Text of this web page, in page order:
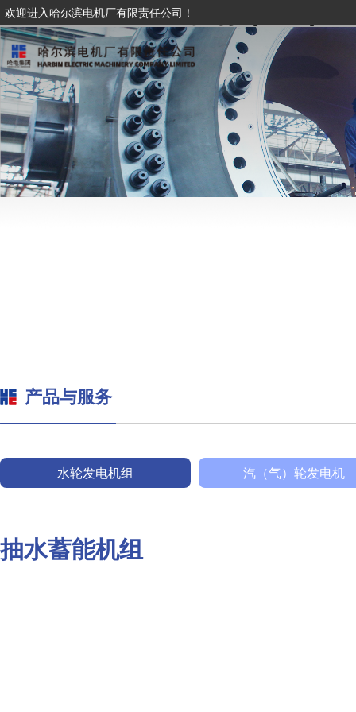
XINGKONG星空体育·(中国)官
欢迎进入哈尔滨电机厂有限责任公司！
产品与服务
水轮发电机组 汽（气）轮发电机
抽水蓄能机组